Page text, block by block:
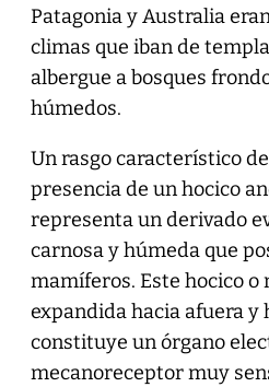
Patagonia y Australia
climas que iban de
albergue a bosques
húmedos.
Un rasgo característico
presencia de un hocico
representa un derivado
carnosa y húmeda que
mamíferos. Este hocico
expandida hacia afuera y
constituye un órgano
mecanoreceptor muy